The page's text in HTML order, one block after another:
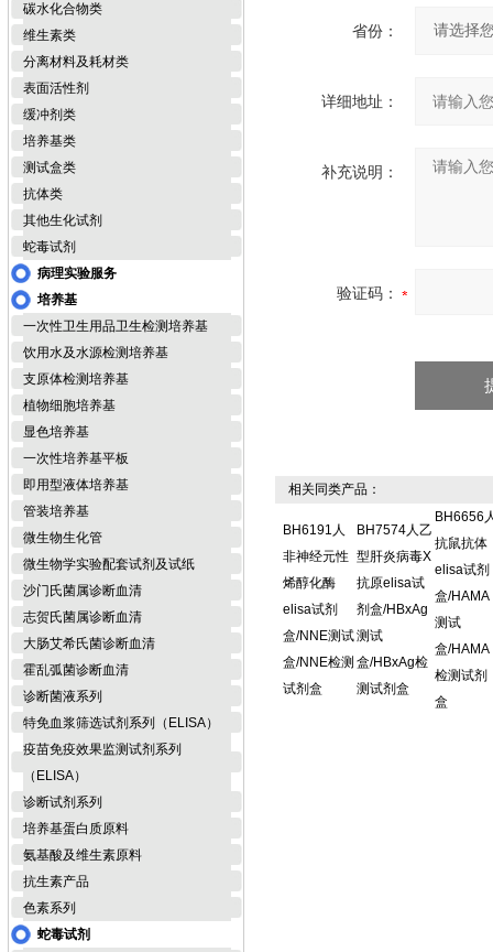
碳水化合物类
维生素类
分离材料及耗材类
表面活性剂
缓冲剂类
培养基类
测试盒类
抗体类
其他生化试剂
蛇毒试剂
病理实验服务
培养基
一次性卫生用品卫生检测培养基
饮用水及水源检测培养基
支原体检测培养基
植物细胞培养基
显色培养基
一次性培养基平板
即用型液体培养基
管装培养基
微生物生化管
微生物学实验配套试剂及试纸
沙门氏菌属诊断血清
志贺氏菌属诊断血清
大肠艾希氏菌诊断血清
霍乱弧菌诊断血清
诊断菌液系列
特免血浆筛选试剂系列（ELISA）
疫苗免疫效果监测试剂系列
（ELISA）
诊断试剂系列
培养基蛋白质原料
氨基酸及维生素原料
抗生素产品
色素系列
蛇毒试剂
省份：
详细地址：
补充说明：
验证码：
相关同类产品：
BH6191人
非神经元性
烯醇化酶
elisa试剂
盒/NNE测试
盒/NNE检测
试剂盒
BH7574人乙
型肝炎病毒X
抗原elisa试
剂盒/HBxAg
测试
盒/HBxAg检
测试剂盒
BH6656
抗鼠抗体
elisa试剂
盒/HAMA
测试
盒/HAMA
检测试剂
盒